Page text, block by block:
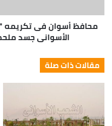
محافظ أسوان فى تكريمه
الأسوانى جسد
مقالات ذات صلة